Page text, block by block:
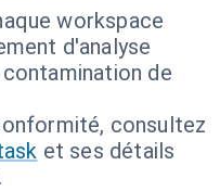
workspace
d'analyse
de
consultez
et ses détails